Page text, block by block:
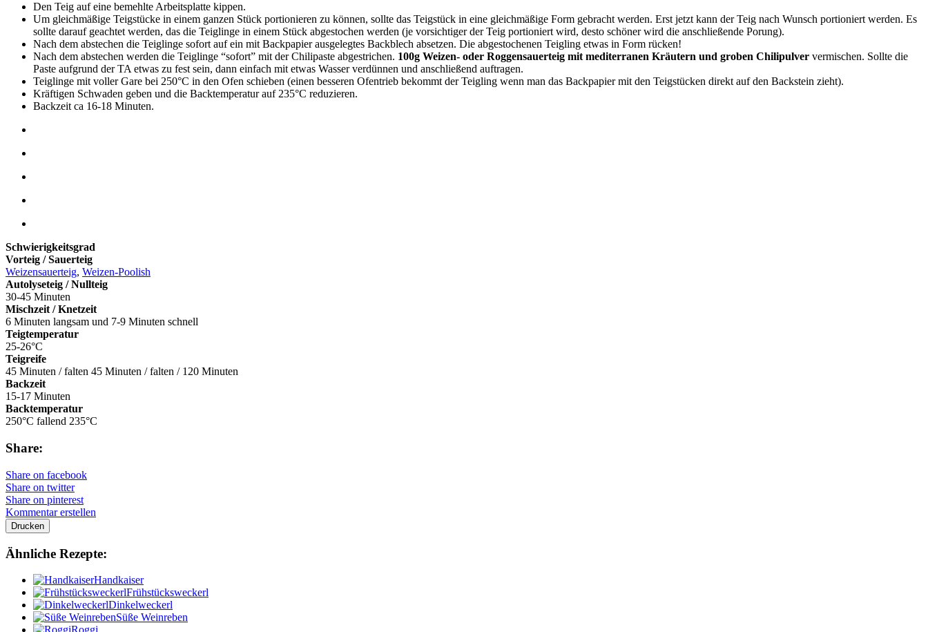
Den Teig auf eine bemehlte Arbeitsplatte kippen.
Um gleichmäßige Teigstücke in einem ganzen Stück portionieren zu können, sollte das Teigstück in eine gleichmäßige Form gebracht werden. Erst jetzt kann der Teig nach Wunsch portioniert werden. Es
sollte darauf geachtet werden, das die Teiglinge in einem Stück abgestochen werden (je vorsichtiger der Teig portioniert wird, desto schöner wird die anschließende Porung).
Nach dem abstechen die Teiglinge sofort auf ein mit Backpapier ausgelegtes Backblech absetzen. Die abgestochenen Teigling etwas in Form rücken!
Nach dem abstechen werden die Teiglinge “sofort” mit der Chilipaste abgestrichen. 100g Weizen- oder Roggensauerteig mit mediterranen Kräutern und groben Chilipulver vermischen. Sollte die
Paste aufgrund der TA etwas zu fest sein, dann einfach mit etwas Wasser verdünnen und anschließend auftragen.
Teiglinge mit voller Gare bei 250°C in den Ofen schieben (einen besseren Ofentrieb bekommt der Teigling wenn man das Backpapier mit den Teigstücken direkt auf den Backstein zieht).
Kräftigen Schwaden geben und die Backtemperatur auf 235°C reduzieren.
Backzeit ca 16-18 Minuten.
Schwierigkeitsgrad
Vorteig / Sauerteig
Weizensauerteig, Weizen-Poolish
Autolyseteig / Nullteig
30-45 Minuten
Mischzeit / Knetzeit
6 Minuten langsam und 7-9 Minuten schnell
Teigtemperatur
25-26°C
Teigreife
45 Minuten / falten 45 Minuten / falten / 120 Minuten
Backzeit
15-17 Minuten
Backtemperatur
250°C fallend 235°C
Share:
Share on facebook
Share on twitter
Share on pinterest
Kommentar erstellen
Drucken
Ähnliche Rezepte:
Handkaiser
Frühstücksweckerl
Dinkelweckerl
Süße Weinreben